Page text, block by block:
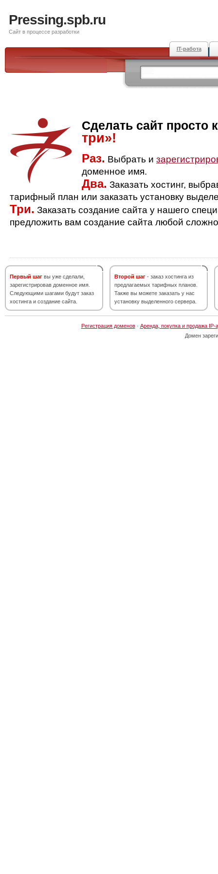
Pressing.spb.ru
Сайт в процессе разработки
IT-работа
Сделать сайт просто
три»!
Раз. Выбрать и
доменное имя.
Два. Заказать хостинг,
тарифный план или заказать установку
Три. Заказать создание сайта у нашего
предложить вам создание сайта любой
Первый шаг вы уже сделали,
зарегистрировав доменное имя.
Следующими шагами будут заказ
хостинга и создание сайта.
Второй шаг - заказ хостинга из
предлагаемых тарифных планов.
Также вы можете заказать у нас
установку выделенного сервера.
Регистрация доменов· Аренда, покупка и продажа IP-
Домен